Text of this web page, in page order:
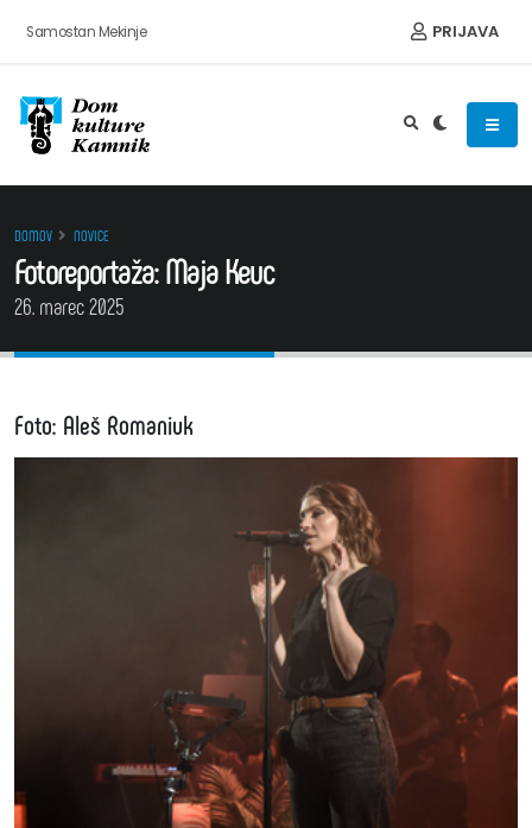
Samostan Mekinje PRIJAVA
DOMOV NOVICE
Fotoreportaža: Maja Keuc
26. marec 2025
Foto: Aleš Romaniuk